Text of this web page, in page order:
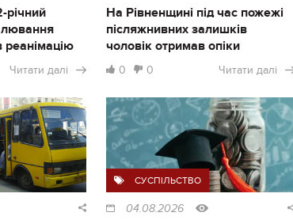
річний
реанімацію
Читати далі
На Рівненщині під час пожежі
післяжнивних залишків
чоловік отримав опіки
0 0 Читати далі
СУСПІЛЬСТВО
04.08.2026